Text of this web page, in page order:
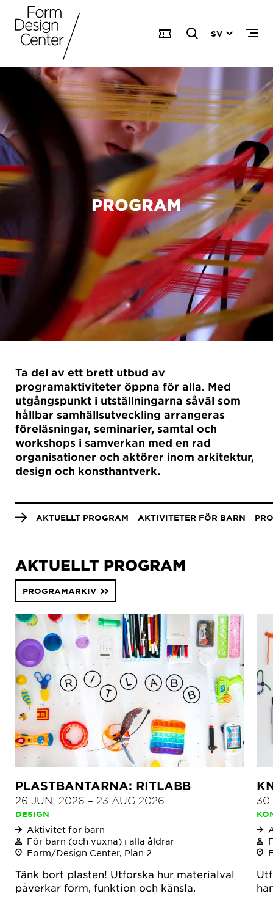
SV
PROGRAM
Ta del av ett brett utbud av
programaktiviteter öppna för alla. Med
utgångspunkt i utställningarna såväl som
hållbar samhällsutveckling arrangeras
föreläsningar, seminarier, samtal och
workshops i samverkan med en rad
organisationer och aktörer inom arkitektur,
design och konsthantverk.
Anchor
menuAKTUELLT PROGRAM AKTIVITETER FÖR BARN
AKTUELLT PROGRAM
PROGRAMARKIV
PLASTBANTARNA: RITLABB
26 JUNI 2026 – 23 AUG 2026
DESIGN
Aktivitet för barn
För barn (och vuxna) i alla åldrar
Form/Design Center, Plan 2
Tänk bort plasten! Utforska hur materialval
påverkar form, funktion och känsla.
30